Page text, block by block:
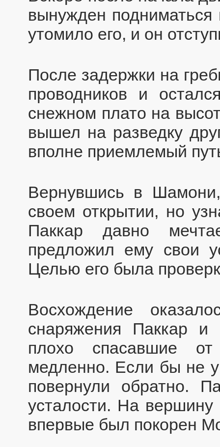
вынужден
утомило его, и он
После задержки на
проводников и
снежном плато на
вышел на разведку
вполне приемлемый
Вернувшись в
своем открытии, но
Паккар давно
предложил ему свои
Целью его была
Восхождение
снаряжения Паккар
плохо спасавшие
медленно. Если бы не
повернули обратно.
усталости. На вершину
впервые был покорен